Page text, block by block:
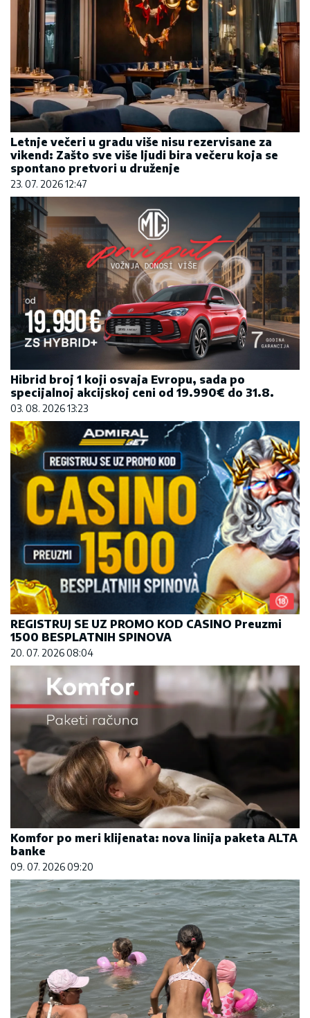
Letnje večeri u gradu više nisu rezervisane za
vikend: Zašto sve više ljudi bira večeru koja se
spontano pretvori u druženje
23. 07. 2026 12:47
Hibrid broj 1 koji osvaja Evropu, sada po
specijalnoj akcijskoj ceni od 19.990€ do 31.8.
03. 08. 2026 13:23
REGISTRUJ SE UZ PROMO KOD CASINO Preuzmi
1500 BESPLATNIH SPINOVA
20. 07. 2026 08:04
Komfor po meri klijenata: nova linija paketa ALTA
banke
09. 07. 2026 09:20